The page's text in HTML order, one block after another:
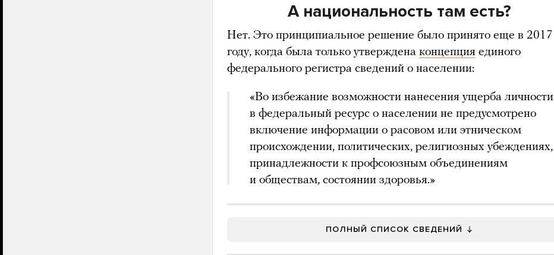
А национальность там есть?
Нет. Это принципиальное решение было принято еще в 2017
году, когда была только утверждена концепция единого
федерального регистра сведений о населении:
«Во избежание возможности нанесения ущерба личности
в федеральный ресурс о населении не предусмотрено
включение информации о расовом или этническом
происхождении, политических, религиозных убеждениях,
принадлежности к профсоюзным объединениям
и обществам, состоянии здоровья.»
ПОЛНЫЙ СПИСОК СВЕДЕНИЙ